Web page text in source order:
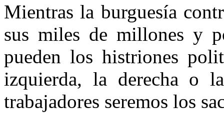
Mientras la burguesía
sus miles de millones y
pueden los histriones
izquierda, la derecha o
trabajadores seremos los